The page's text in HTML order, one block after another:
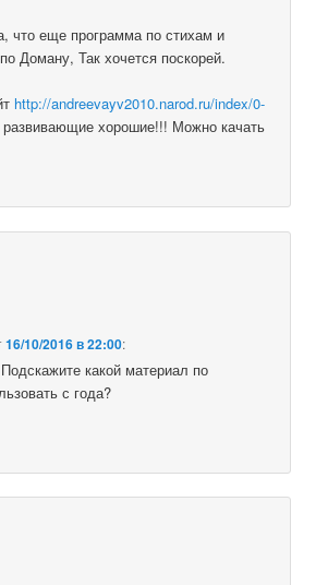
что еще программа по стихам и
Доману, Так хочется поскорей.
http://andreevayv2010.narod.ru/index/0-
развивающие хорошие!!! Можно качать
16/10/2016 в 22:00:
какой материал по
с года?